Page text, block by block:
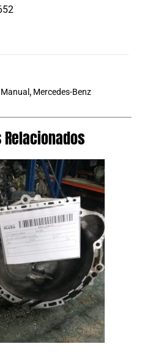
, Mercedes-Benz